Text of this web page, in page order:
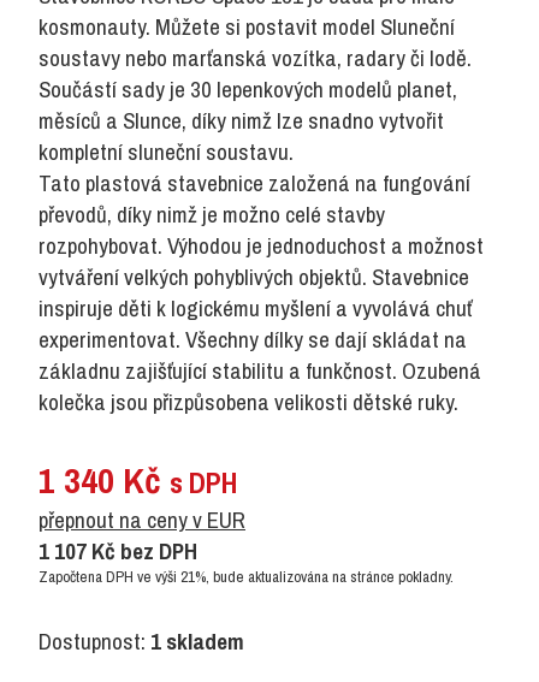
kosmonauty. Můžete si postavit model Sluneční
soustavy nebo marťanská vozítka, radary či lodě.
Součástí sady je 30 lepenkových modelů planet,
měsíců a Slunce, díky nimž lze snadno vytvořit
kompletní sluneční soustavu.
Tato plastová stavebnice založená na fungování
převodů, díky nimž je možno celé stavby
rozpohybovat. Výhodou je jednoduchost a možnost
vytváření velkých pohyblivých objektů. Stavebnice
inspiruje děti k logickému myšlení a vyvolává chuť
experimentovat. Všechny dílky se dají skládat na
základnu zajišťující stabilitu a funkčnost. Ozubená
kolečka jsou přizpůsobena velikosti dětské ruky.
1 340 Kč s DPH
přepnout na ceny v EUR
1 107Kč bez DPH
Započtena DPH ve výši 21%, bude aktualizována na stránce pokladny.
Dostupnost: 1 skladem